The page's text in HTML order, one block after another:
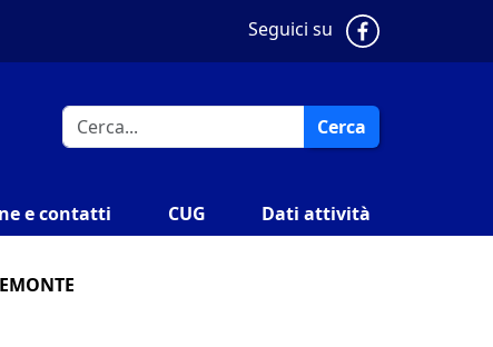
Seguici su Pagina
Cerca
e contatti CUG
Dati attività